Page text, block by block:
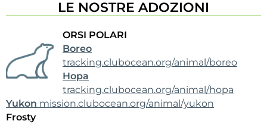
LE NOSTRE ADOZIONI
ORSI POLARI
Boreo
tracking.clubocean.org/animal/boreo
Hopa
tracking.clubocean.org/animal/hopa
Yukon mission.clubocean.org/animal/yukon
Frosty